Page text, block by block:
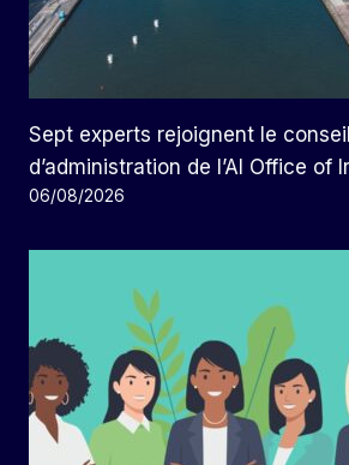
Sept experts rejoignent le conseil
d’administration de l’AI Office of
06/08/2026